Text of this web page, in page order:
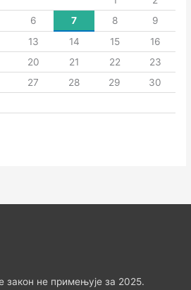
6 7 8
9
13 14 15
16
20 21 22
23
27 28 29
30
закон не примењује за 2025.